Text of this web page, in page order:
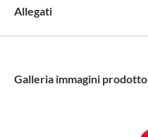
Allegati
Galleria immagini prodotto